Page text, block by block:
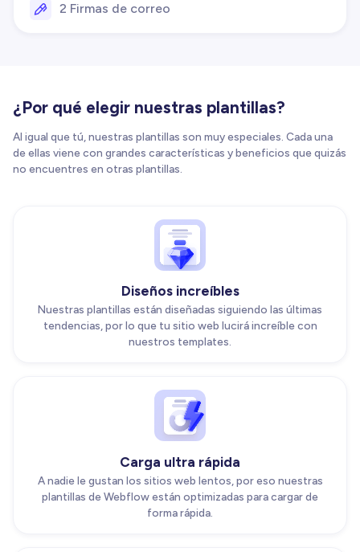
2 Firmas de correo
¿Por qué elegir nuestras plantillas?
Al igual que tú, nuestras plantillas son muy especiales. Cada una
de ellas viene con grandes características y beneficios que quizás
no encuentres en otras plantillas.
Diseños increíbles
Nuestras plantillas están diseñadas siguiendo las últimas
tendencias, por lo que tu sitio web lucirá increíble con
nuestros templates.
Carga ultra rápida
A nadie le gustan los sitios web lentos, por eso nuestras
plantillas de Webflow están optimizadas para cargar de
forma rápida.